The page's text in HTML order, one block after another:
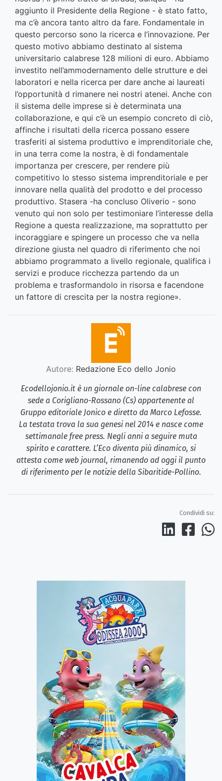
aggiunto il Presidente della Regione - è stato fatto,
ma c’è ancora tanto altro da fare. Fondamentale in
questo percorso sono la ricerca e l’innovazione. Per
questo motivo abbiamo destinato al sistema
universitario calabrese 128 milioni di euro. Abbiamo
investito nell’ammodernamento delle strutture e dei
laboratori e nella ricerca per dare anche ai laureati
l’opportunità d rimanere nei nostri atenei. Anche con
il sistema delle imprese si è determinata una
collaborazione, e qui c’è un esempio concreto di ciò,
affinche i risultati della ricerca possano essere
trasferiti al sistema produttivo e imprenditoriale che,
in una terra come la nostra, è di fondamentale
importanza per crescere, per rendere più
competitivo lo stesso sistema imprenditoriale e per
innovare nella qualità del prodotto e del processo
produttivo. Stasera -ha concluso Oliverio - sono
venuto qui non solo per testimoniare l’interesse della
Regione a questa realizzazione, ma soprattutto per
incoraggiare e spingere un processo che va nella
direzione giusta nel quadro di riferimento che noi
abbiamo programmato a livello regionale, qualifica i
servizi e produce ricchezza partendo da un
problema e trasformandolo in risorsa e facendone
un fattore di crescita per la nostra regione».
Autore: Redazione Eco dello Jonio
Ecodellojonio.it è un giornale on-line calabrese con
sede a Corigliano-Rossano (Cs) appartenente al
Gruppo editoriale Jonico e diretto da Marco Lefosse.
La testata trova la sua genesi nel 2014 e nasce come
settimanale free press. Negli anni a seguire muta
spirito e carattere. L’Eco diventa più dinamico, si
attesta come web journal, rimanendo ad oggi il punto
di riferimento per le notizie della Sibaritide-Pollino.
Condividi su: